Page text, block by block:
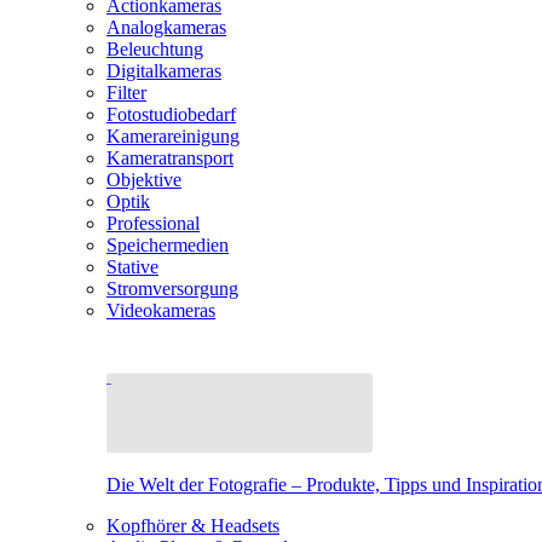
Actionkameras
Analogkameras
Beleuchtung
Digitalkameras
Filter
Fotostudiobedarf
Kamerareinigung
Kameratransport
Objektive
Optik
Professional
Speichermedien
Stative
Stromversorgung
Videokameras
Die Welt der Fotografie – Produkte, Tipps und
Kopfhörer & Headsets